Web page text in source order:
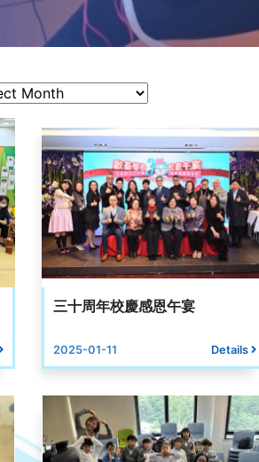
三十周年校慶感恩午宴
2025-01-11 Details